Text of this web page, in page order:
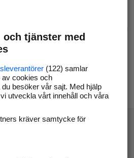
i webbläsaren och försök igen
tjänster med
(122) samlar
av cookies och
besöker vår sajt. Med hjälp
utveckla vårt innehåll och våra
kräver samtycke för